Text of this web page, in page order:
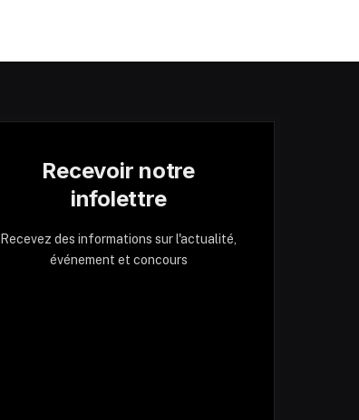
Recevoir notre
infolettre
Recevez des informations sur l'actualité,
événement et concours